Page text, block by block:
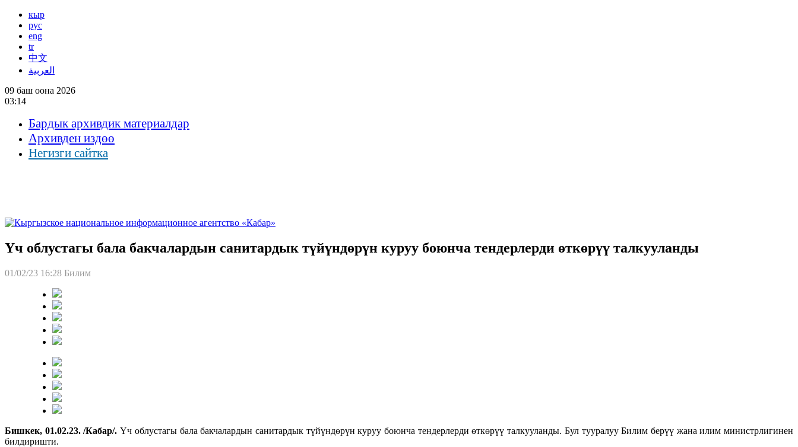
кыр
рус
eng
tr
中文
العربية
09 баш оона 2026
03:14
Бардык архивдик материалдар
Архивден издөө
Негизги сайтка
Үч облустагы бала бакчалардын санитардык түйүндөрүн куруу боюнча тендерлерди өткөрүү талкууланды
01/02/23 16:28 Билим
Бишкек, 01.02.23. /Кабар/. Үч облустагы бала бакчалардын санитардык түйүндөрүн куруу боюнча тендерлерди өткөрүү талкууланды. Бул тууралуу Билим берүү жана илим министрлигинен
билдиришти.